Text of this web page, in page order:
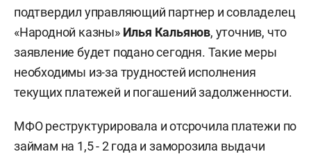
подтвердил управляющий партнер и совладелец
«Народной казны» Илья Кальянов, уточнив, что
заявление будет подано сегодня. Такие меры
необходимы из-за трудностей исполнения
текущих платежей и погашений задолженности.
МФО реструктурировала и отсрочила платежи по
займам на 1,5 - 2 года и заморозила выдачи